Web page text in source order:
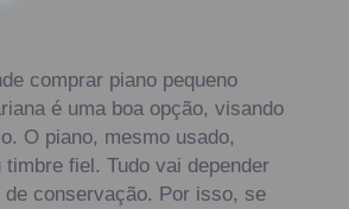
comprar piano pequeno
é uma boa opção, visando
O piano, mesmo usado,
timbre fiel. Tudo vai depender
de conservação. Por isso, se